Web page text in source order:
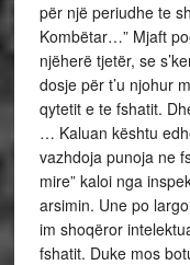
për një periudhe te
Kombëtar…” Mjaft
njëherë tjetër, se
dosje për t’u njohur
qytetit e te fshatit.
… Kaluan kështu
vazhdoja punoja ne
mire” kaloi nga
arsimin. Une po
im shoqëror
fshatit. Duke mos